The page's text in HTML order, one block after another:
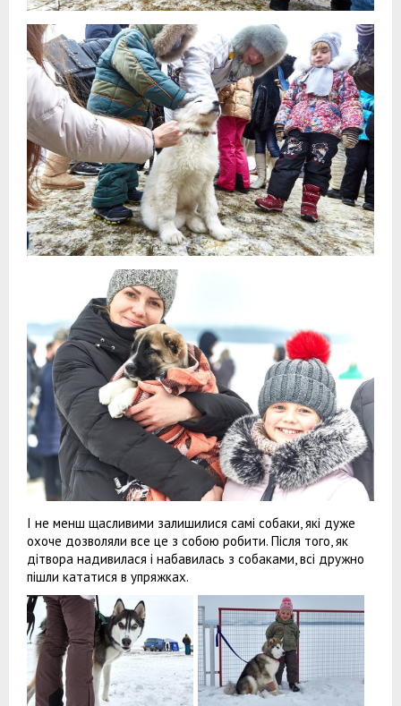
І не менш щасливими залишилися самі собаки, які дуже
охоче дозволяли все це з собою робити. Після того, як
дітвора надивилася і набавилась з собаками, всі дружно
пішли кататися в упряжках.